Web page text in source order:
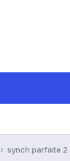
synch parfaite 2